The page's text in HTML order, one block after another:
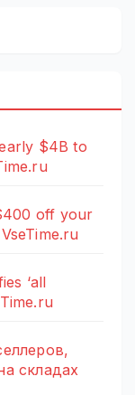
$4B to
off your
‘all
складах